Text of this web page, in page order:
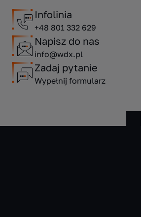
Infolinia
+48 801 332 629
Napisz do nas
info@wdx.pl
Zadaj pytanie
Wypełnij formularz